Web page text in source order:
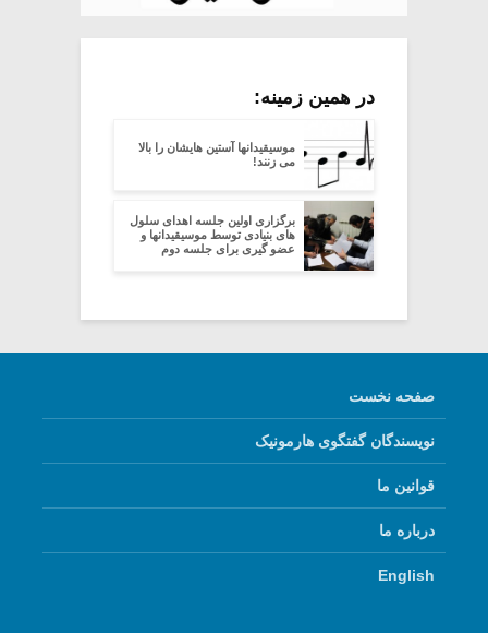
در همین زمینه:
موسیقیدانها آستین هایشان را بالا
می زنند!
برگزاری اولین جلسه اهدای سلول
های بنیادی توسط موسیقیدانها و
عضو گیری برای جلسه دوم
صفحه نخست
نویسندگان گفتگوی هارمونیک
قوانین ما
درباره ما
English